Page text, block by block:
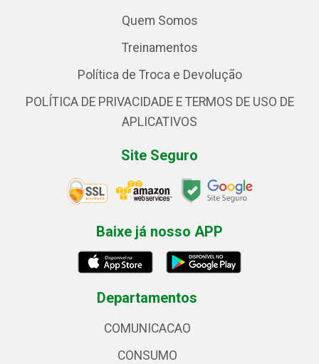
Quem Somos
Treinamentos
Política de Troca e Devolução
POLÍTICA DE PRIVACIDADE E TERMOS DE USO DE
APLICATIVOS
Site Seguro
Baixe já nosso APP
Departamentos
COMUNICACAO
CONSUMO